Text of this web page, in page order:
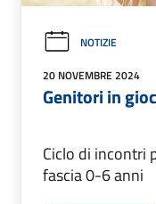
NOTIZIE
20 NOVEMBRE 2024
Genitori in
Ciclo di incontri
fascia 0-6 anni